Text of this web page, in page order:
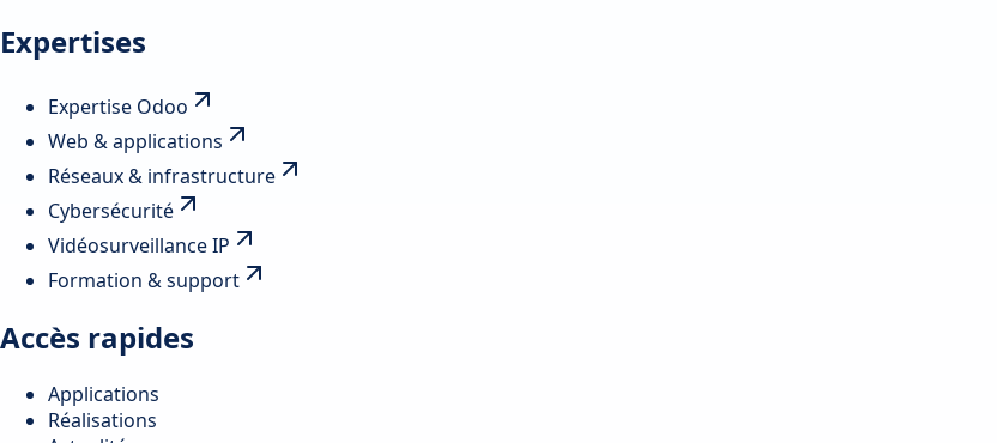
Expertises
Expertise Odoo
Web & applications
Réseaux & infrastructure
Cybersécurité
Vidéosurveillance IP
Formation & support
Accès rapides
Applications
Réalisations